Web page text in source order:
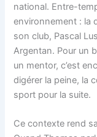
national. Entre-
environnement : la
son club, Pascal
Argentan. Pour un
un mentor, c’est
digérer la peine, la
sport pour la suite.
Ce contexte rend